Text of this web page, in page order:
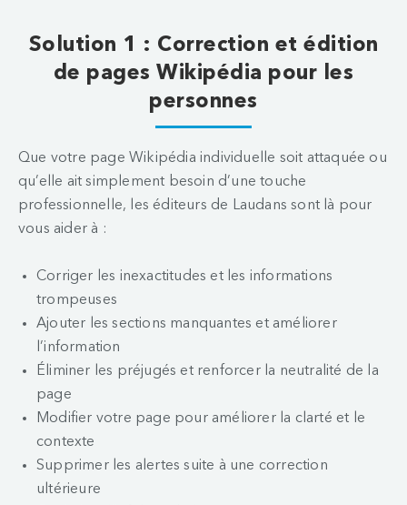
Solution 1 : Correction et édition
de pages Wikipédia pour les
personnes
Que votre page Wikipédia individuelle soit attaquée ou
qu’elle ait simplement besoin d’une touche
professionnelle, les éditeurs de Laudans sont là pour
vous aider à :
Corriger les inexactitudes et les informations
trompeuses
Ajouter les sections manquantes et améliorer
l’information
Éliminer les préjugés et renforcer la neutralité de la
page
Modifier votre page pour améliorer la clarté et le
contexte
Supprimer les alertes suite à une correction
ultérieure